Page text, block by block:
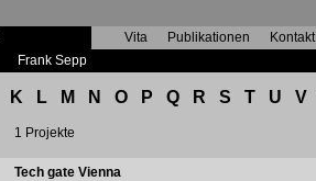
Vita Publikationen Kontakt
Frank Sepp
K L M N O P Q R S T U V
1 Projekte
Tech gate Vienna